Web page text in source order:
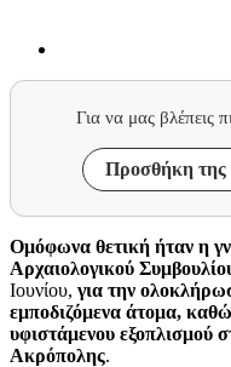
Για να μας βλέπεις
Προσθήκη της
Ομόφωνα θετική ήταν η
Αρχαιολογικού
Ιουνίου, για την
εμποδιζόμενα άτομα,
υφιστάμενου εξοπλισμού
Ακρόπολης.